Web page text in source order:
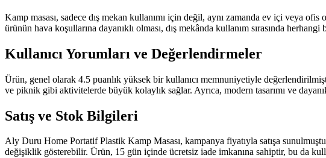
Kamp masası, sadece dış mekan kullanımı için değil, aynı zamanda ev içi veya
ürünün hava koşullarına dayanıklı olması, dış mekânda kullanım sırasında
Kullanıcı Yorumları ve Değerlendirmeler
Ürün, genel olarak 4.5 puanlık yüksek bir kullanıcı memnuniyetiyle
ve piknik gibi aktivitelerde büyük kolaylık sağlar. Ayrıca, modern tasarımı ve
Satış ve Stok Bilgileri
Aly Duru Home Portatif Plastik Kamp Masası, kampanya fiyatıyla satışa
değişiklik gösterebilir. Ürün, 15 gün içinde ücretsiz iade imkanına sahiptir, bu da